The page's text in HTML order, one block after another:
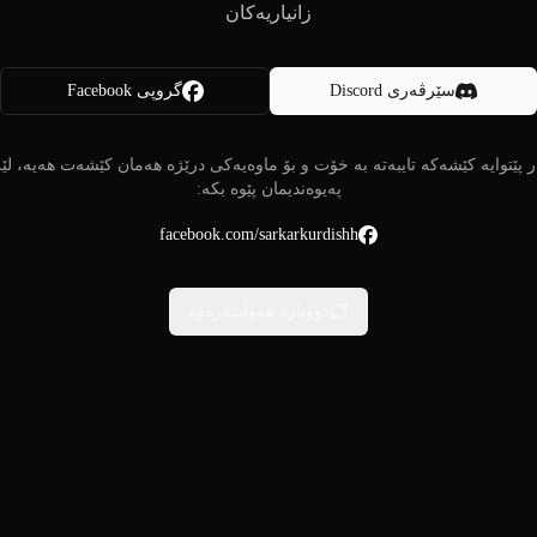
زانیاریەکان
سێرڤەری Discord گروپی Facebook
پێتوایە کێشەکە تایبەتە بە خۆت و بۆ ماوەیەکی درێژە هەمان کێشەت هەیە،
پەیوەندیمان پێوە بکە:
facebook.com/sarkarkurdishh